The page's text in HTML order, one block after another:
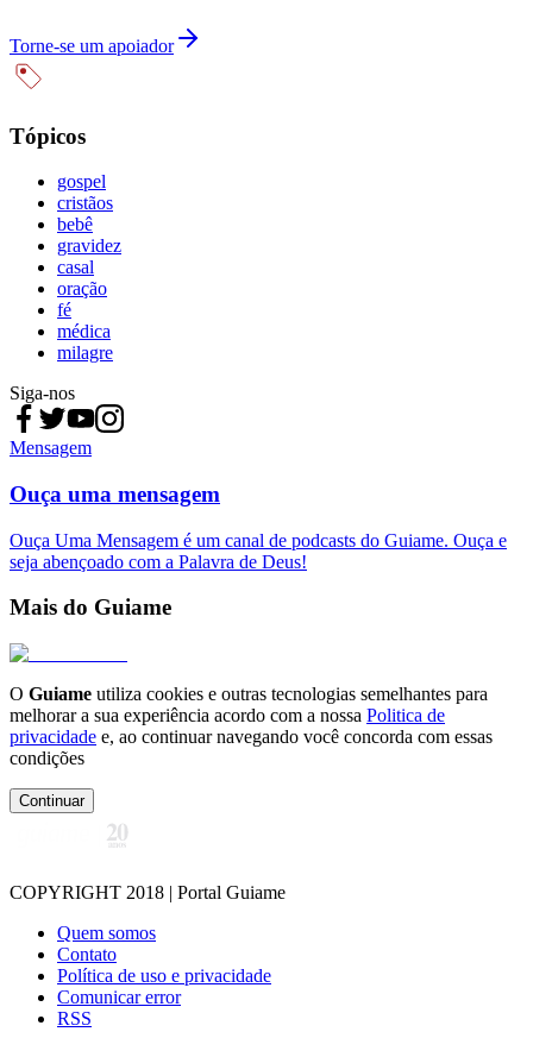
Torne-se um apoiador
Tópicos
gospel
cristãos
bebê
gravidez
casal
oração
fé
médica
milagre
Siga-nos
Mensagem
Ouça uma mensagem
Ouça Uma Mensagem é um canal de podcasts do Guiame. Ouça e
seja abençoado com a Palavra de Deus!
Mais do Guiame
O Guiame utiliza cookies e outras tecnologias semelhantes para
melhorar a sua experiência acordo com a nossa Politica de
privacidade e, ao continuar navegando você concorda com essas
condições
Continuar
COPYRIGHT 2018 | Portal Guiame
Quem somos
Contato
Política de uso e privacidade
Comunicar error
RSS